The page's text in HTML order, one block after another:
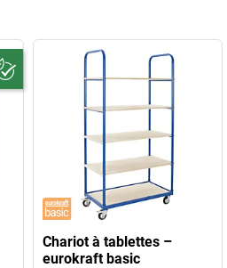
Chariot à tablettes –
eurokraft basic